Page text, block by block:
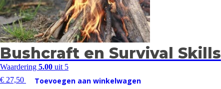
Bushcraft en Survival Skills
Waardering 5.00 uit 5
€ 27,50 Toevoegen aan winkelwagen